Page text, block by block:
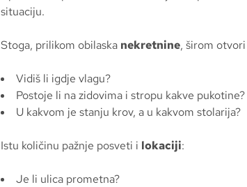
situaciju.
Stoga, prilikom obilaska nekretnine, širom
Vidiš li igdje vlagu?
Postoje li na zidovima i stropu kakve
U kakvom je stanju krov, a u kakvom stolarija?
Istu količinu pažnje posveti i lokaciji:
Je li ulica prometna?